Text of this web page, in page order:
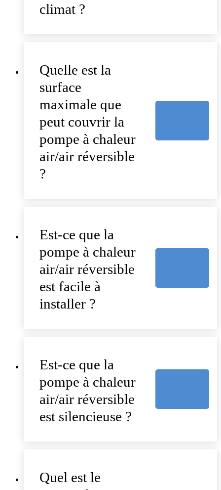
climat ?
Quelle est la
surface
maximale que
peut couvrir la
pompe à chaleur
air/air réversible
?
Est-ce que la
pompe à chaleur
air/air réversible
est facile à
installer ?
Est-ce que la
pompe à chaleur
air/air réversible
est silencieuse ?
Quel est le